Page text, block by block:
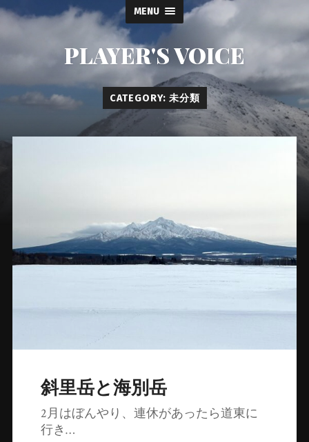
MENU
PLAYER'S VOICE
CATEGORY: 未分類
斜里岳と海別岳
2月はぼんやり、連休があったら道東に
行き…